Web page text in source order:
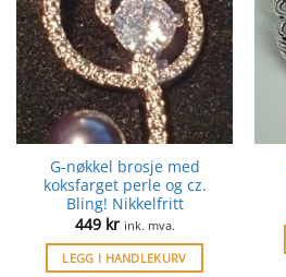
G-nøkkel brosje med
koksfarget perle og cz.
Bling! Nikkelfritt
449 kr ink. mva.
LEGG I HANDLEKURV